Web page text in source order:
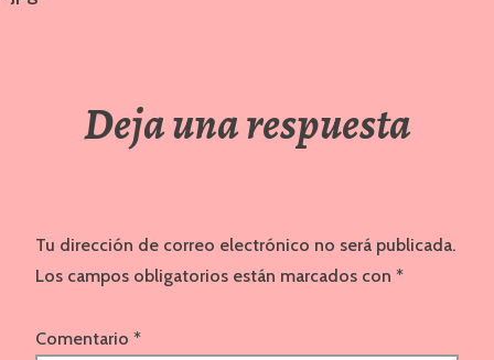
Deja una respuesta
Tu dirección de correo electrónico no será publicada.
Los campos obligatorios están marcados con *
Comentario *